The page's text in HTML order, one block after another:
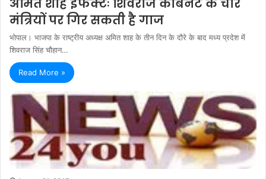
अमित शाह इफेक्टः शिवराज कैबिनेट के चार
मंत्रियों पर गिर सकती है गाज
भोपाल। भाजपा के राष्ट्रीय अध्यक्ष अमित शाह के तीन दिन के दौरे के बाद मध्य प्रदेश में
शिवराज सिंह चौहान…
Read More »